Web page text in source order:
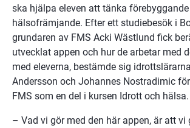
ska hjälpa eleven att tänka
hälsofrämjande. Efter ett studiebesök i
grundaren av FMS Acki Wästlund fick
utvecklat appen och hur de arbetar med
med eleverna, bestämde sig
Andersson och Johannes Nostradimic
FMS som en del i kursen Idrott och hälsa.
– Vad vi gör med den här appen, är att vi